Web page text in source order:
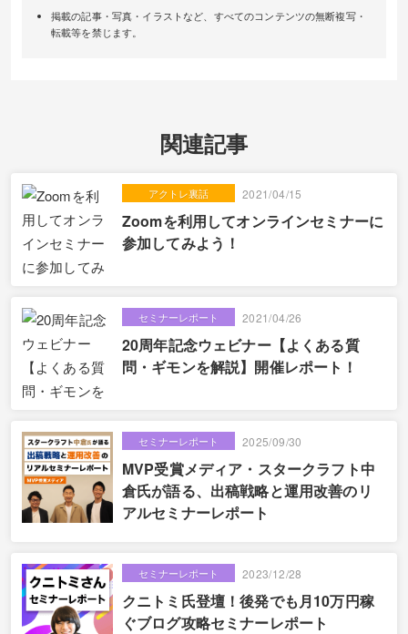
掲載の記事・写真・イラストなど、すべてのコンテンツの無断複写・
転載等を禁じます。
関連記事
アクトレ裏話 2021/04/15
Zoomを利用してオンラインセミナーに
参加してみよう！
セミナーレポート 2021/04/26
20周年記念ウェビナー【よくある質
問・ギモンを解説】開催レポート！
セミナーレポート 2025/09/30
MVP受賞メディア・スタークラフト中
倉氏が語る、出稿戦略と運用改善のリ
アルセミナーレポート
セミナーレポート 2023/12/28
クニトミ氏登壇！後発でも月10万円稼
ぐブログ攻略セミナーレポート